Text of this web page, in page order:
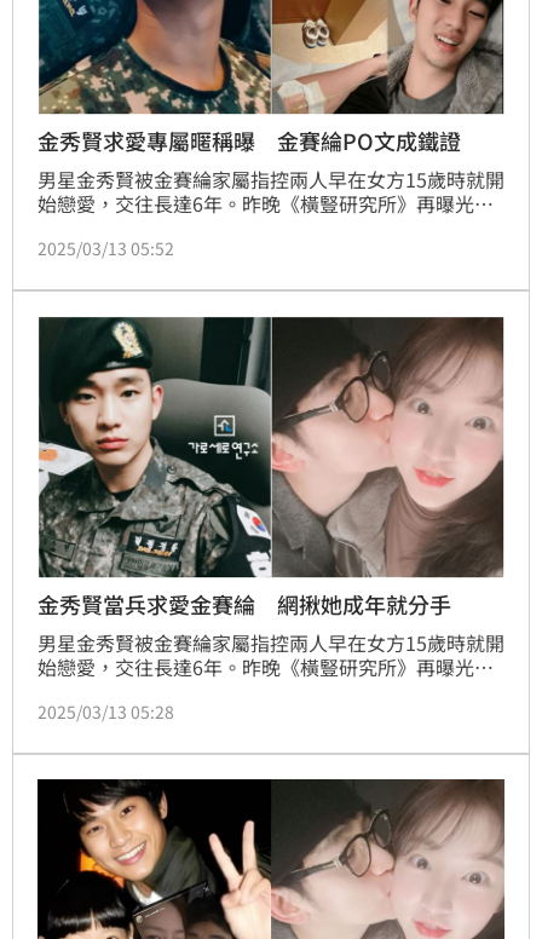
金秀賢求愛專屬暱稱曝 金賽綸PO文成鐵證
男星金秀賢被金賽綸家屬指控兩人早在女方15歲時就開
始戀愛，交往長達6年。昨晚《橫豎研究所》再曝光最
「人在遠處的金一兵」。金秀賢私下給金賽綸取的愛稱
2025/03/13 05:52
金秀賢當兵求愛金賽綸 網揪她成年就分手
男星金秀賢被金賽綸家屬指控兩人早在女方15歲時就開
始戀愛，交往長達6年。昨晚《橫豎研究所》再曝光最
「人在遠處的金一兵」。如今韓媒指出，根據爆料及遺
秀賢甩掉，引發「沒有人性」、「令人作嘔」等批評。
蔡維歆
2025/03/13 05:28